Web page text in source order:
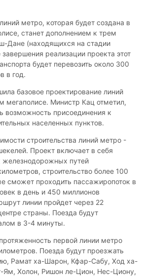
метро, которая будет создана в
станет дополнением к трем
Дане (находящихся на стадии
реализации проекта этот
будет перевозить около 300
в год.
базовое проектирование линий
мегаполисе. Министр Кац отметил,
возможность присоединения к
населенных пунктов.
строительства линий метро -
Проект включает в себя
железнодорожных путей
строительство более 100
сможет проходить пассажиропоток в
в день и 450 миллионов
линии пройдет через 22
страны. Поезда будут
в 3-4 минуты.
первой линии метро
Поезда будут проезжать
Рамат ха-Шарон, Кфар-Сабу, Ход ха-
Ям, Холон, Ришон ле-Цион, Нес-Циону,